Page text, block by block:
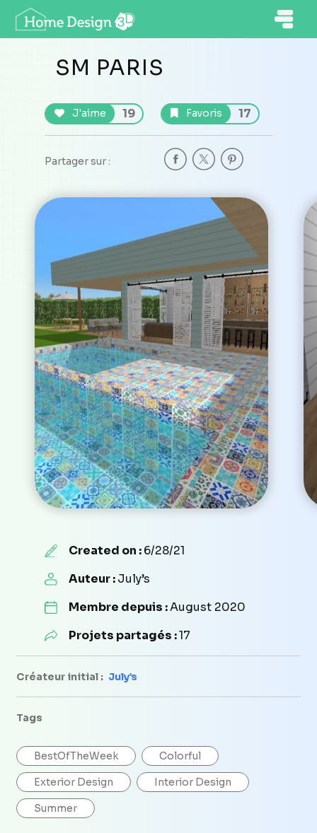
SM PARIS
J'aime 19 Favoris 17
Partager sur :
Created on :6/28/21
Auteur :July’s
Membre depuis :August 2020
Projets partagés :17
Créateur initial : July’s
Tags
BestOfTheWeek Colorful
Exterior Design Interior Design
Summer